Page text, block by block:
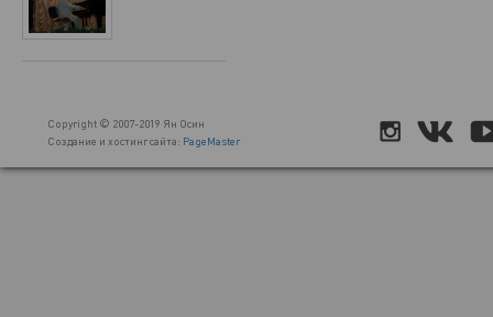
Copyright © 2007-2019 Ян Осин
Создание и хостинг сайта: PageMaster